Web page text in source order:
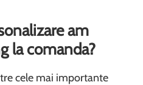
am
la comanda?
cele mai importante